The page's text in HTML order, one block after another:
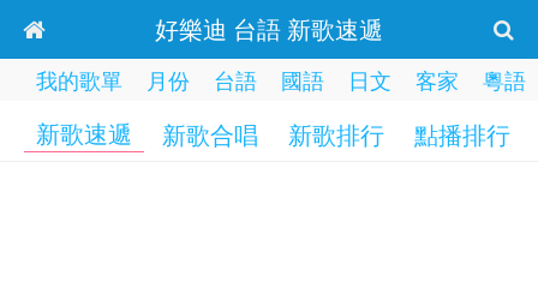
好樂迪 台語 新歌速遞
我的歌單 月份 台語 國語 日文 客家 粵語
新歌速遞 新歌合唱 新歌排行 點播排行